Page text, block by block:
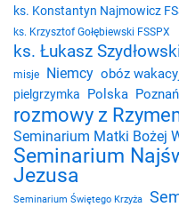
ks. Konstantyn Najmowicz
ks. Krzysztof Gołębiewski FSSPX
ks. Łukasz
misje Niemcy obóz
pielgrzymka Polska Poznań
rozmowy z
Seminarium Matki Bożej
Seminarium
Jezusa
Seminarium Świętego Krzyża